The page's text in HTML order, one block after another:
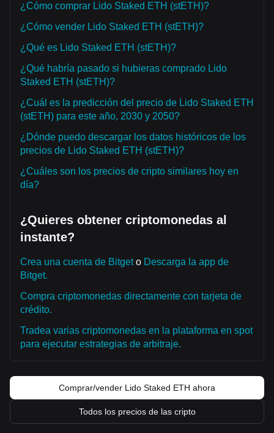
¿Cómo comprar Lido Staked ETH (stETH)?
¿Cómo vender Lido Staked ETH (stETH)?
¿Qué es Lido Staked ETH (stETH)?
¿Qué habría pasado si hubieras comprado Lido
Staked ETH (stETH)?
¿Cuál es la predicción del precio de Lido Staked ETH
(stETH) para este año, 2030 y 2050?
¿Dónde puedo descargar los datos históricos de los
precios de Lido Staked ETH (stETH)?
¿Cuáles son los precios de cripto similares hoy en
día?
¿Quieres obtener criptomonedas al
instante?
Crea una cuenta de Bitgeto Descarga la app de
Bitget.
Compra criptomonedas directamente con tarjeta de
crédito.
Tradea varias criptomonedas en la plataforma en spot
para ejecutar estrategias de arbitraje.
Comprar/vender Lido Staked ETH ahora
Todos los precios de las cripto